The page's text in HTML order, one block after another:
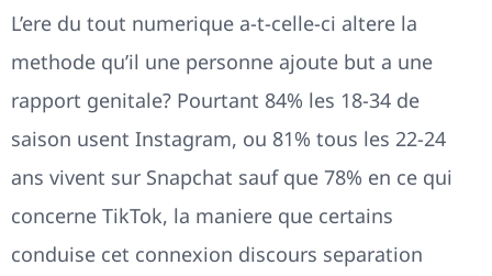
L’ere du tout numerique a-t-celle-ci altere la
methode qu’il une personne ajoute but a une
rapport genitale? Pourtant 84% les 18-34 de
saison usent Instagram, ou 81% tous les 22-24
ans vivent sur Snapchat sauf que 78% en ce qui
concerne TikTok, la maniere que certains
conduise cet connexion discours separation